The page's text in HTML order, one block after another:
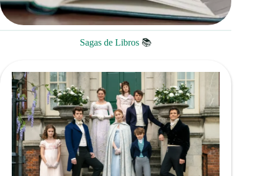
Sagas de Libros 📚